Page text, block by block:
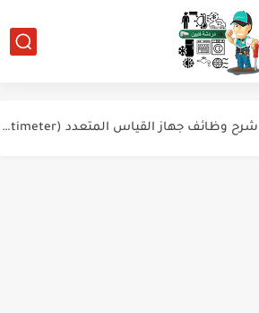
شرح مكونات وحدة مناولة الهواء (AHU)
نظام تكييف الهواء في السيارة
شرح وظائف جهاز القياس المتعدد (Multimeter)